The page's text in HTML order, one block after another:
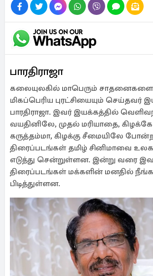
பாரதிராஜா
கலையுலகில் மாபெரும்
மிகப்பெரிய புரட்சியையும் செய்தவர்
பாரதிராஜா. இவர் இயக்கத்தில்
வயதினிலே, முதல் மரியாதை,
கருத்தம்மா, கிழக்கு சீமையிலே
திரைப்படங்கள் தமிழ் சினிமாவை உலக
எடுத்து சென்றுள்ளன. இன்று வரை
திரைப்படங்கள் மக்களின் மனதில்
பிடித்துள்ளன.